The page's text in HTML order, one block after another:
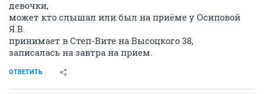
девочки,
может кто слышал или был на приёме у Осиповой
Я.В.
принимает в Степ-Вите на Высоцкого 38,
записалась на завтра на прием.
ОТВЕТИТЬ